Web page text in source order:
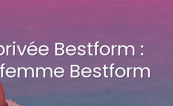
Bestform :
Bestform